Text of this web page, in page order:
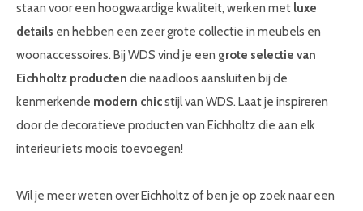
staan voor een hoogwaardige kwaliteit, werken met luxe
details en hebben een zeer grote collectie in meubels en
woonaccessoires. Bij WDS vind je een grote selectie van
Eichholtz producten die naadloos aansluiten bij de
kenmerkende modern chicstijl van WDS. Laat je inspireren
door de decoratieve producten van Eichholtz die aan elk
interieur iets moois toevoegen!
Wil je meer weten over Eichholtz of ben je op zoek naar een